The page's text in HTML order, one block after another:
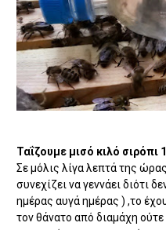
Ταΐζουμε μισό κιλό
Σε μόλις λίγα λεπτά της
συνεχίζει να γεννάει διότι
ημέρας αυγά ημέρας ) ,το
τον θάνατο από διαμάχη